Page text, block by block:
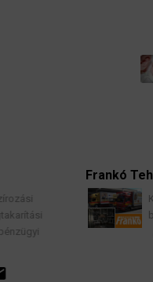
Frankó Teher -
Komplett